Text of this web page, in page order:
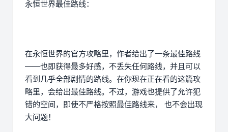
永恒世界最佳路线：
在永恒世界的官方攻略里，作者给出了一条最佳路线
——也即获得最多好感，不丢失任何路线，并且可以
看到几乎全部剧情的路线。在你现在正在看的这篇攻
略里，会给出最佳路线。不过，游戏也提供了允许犯
错的空间，即使不严格按照最佳路线来， 也不会出现
大问题！